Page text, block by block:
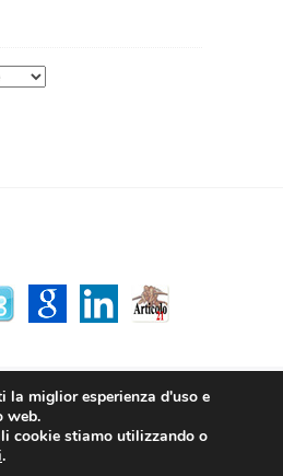
|Privacy Policy | © 2026
la miglior esperienza d'uso e
web.
cookie stiamo utilizzando o
.